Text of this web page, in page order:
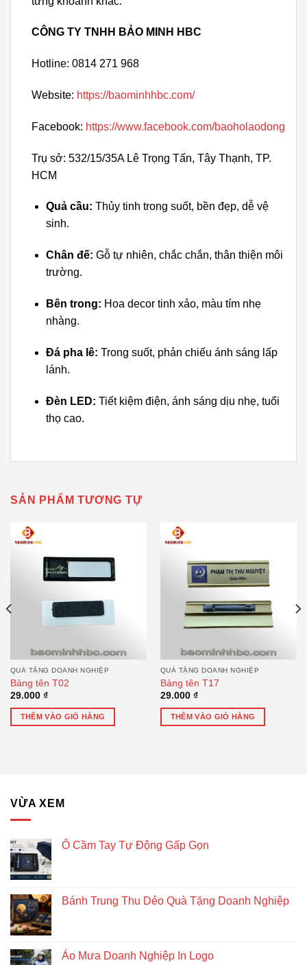
CÔNG TY TNHH BẢO MINH HBC
Hotline: 0814 271 968
Website: https://baominhhbc.com/
Facebook: https://www.facebook.com/baoholaodong
Trụ sở: 532/15/35A Lê Trọng Tấn, Tây Thạnh, TP.
HCM
Quả cầu: Thủy tinh trong suốt, bền đẹp, dễ vệ
sinh.
Chân đế: Gỗ tự nhiên, chắc chắn, thân thiện môi
trường.
Bên trong: Hoa decor tinh xảo, màu tím nhẹ
nhàng.
Đá pha lê: Trong suốt, phản chiếu ánh sáng lấp
lánh.
Đèn LED: Tiết kiệm điện, ánh sáng dịu nhẹ, tuổi
thọ cao.
SẢN PHẨM TƯƠNG TỰ
QUÀ TẶNG DOANH NGHIỆP
Bảng tên T02
29.000 ₫
THÊM VÀO GIỎ HÀNG
QUÀ TẶNG DOANH NGHIỆP
Bảng tên T17
29.000 ₫
THÊM VÀO GIỎ HÀNG
VỪA XEM
Ô Cầm Tay Tự Động Gấp Gọn
Bánh Trung Thu Dẻo Quà Tặng Doanh Nghiệp
Áo Mưa Doanh Nghiệp In Logo